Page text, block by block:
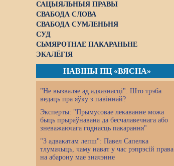
САЦЫЯЛЬНЫЯ ПРАВЫ
СВАБОДА СЛОВА
СВАБОДА СУМЛЕНЬНЯ
СУД
СЬМЯРОТНАЕ ПАКАРАНЬНЕ
ЭКАЛЁГІЯ
НАВІНЫ ПЦ «ВЯСНА»
"Не вызваляе ад адказнасці". Што трэба
ведаць пра яўку з павіннай?
Эксперты: "Прымусовае лекаванне можа
быць прыраўнавана да бесчалавечнага або
зневажаючага годнасць пакарання"
"З адвакатам лепш": Павел Сапелка
тлумачыць, чаму нават у час рэпрэсій права
на абарону мае значэнне